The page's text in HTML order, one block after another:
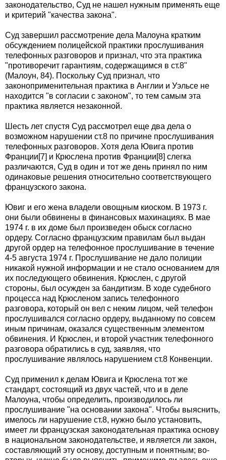
законодательство, Суд не нашел нужным применять еще
и критерий "качества закона".
Суд завершил рассмотрение дела Малоуна кратким
обсуждением полицейской практики прослушивания
телефонных разговоров и признал, что эта практика
"противоречит гарантиям, содержащимся в ст.8"
(Малоун, 84). Поскольку Суд признал, что
законоприменительная практика в Англии и Уэльсе не
находится "в согласии с законом", то тем самым эта
практика является незаконной.
Шесть лет спустя Суд рассмотрел еще два дела о
возможном нарушении ст.8 по причине прослушивания
телефонных разговоров. Хотя дела Ювига против
Франции[7] и Крюслена против Франции[8] слегка
различаются, Суд в один и тот же день принял по ним
одинаковые решения относительно соответствующего
французского закона.
Ювиг и его жена владели овощным киоском. В 1973 г.
они были обвинены в финансовых махинациях. В мае
1974 г. в их доме был произведен обыск согласно
ордеру. Согласно французским правилам был выдан
другой ордер на телефонное прослушивание в течение
4-5 августа 1974 г. Прослушивание не дало полиции
никакой нужной информации и не стало основанием для
их последующего обвинения. Крюслен, с другой
стороны, был осужден за бандитизм. В ходе судебного
процесса над Крюсленом запись телефонного
разговора, который он вел с неким лицом, чей телефон
прослушивался согласно ордеру, выданному по совсем
иным причинам, оказался существенным элементом
обвинения. И Крюслен, и второй участник телефонного
разговора обратились в суд, заявляя, что
прослушивание являлось нарушением ст.8 Конвенции.
Суд применил к делам Ювига и Крюслена тот же
стандарт, состоящий из двух частей, что и в деле
Малоуна, чтобы определить, производилось ли
прослушивание "на основании закона". Чтобы выяснить,
имелось ли нарушение ст.8, нужно было установить,
имеет ли французская законодательная практика основу
в национальном законодательстве, и является ли закон,
составляющий эту основу, доступным и понятным; во-